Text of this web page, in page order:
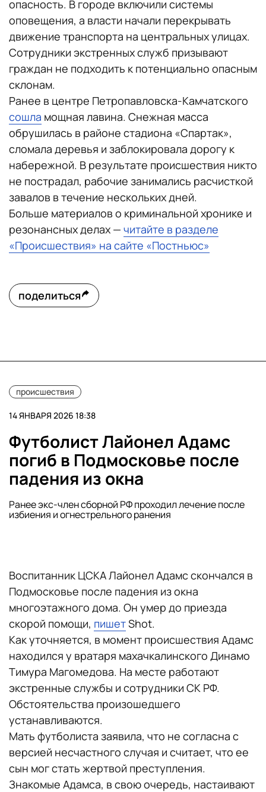
опасность. В городе включили системы
оповещения, а власти начали перекрывать
движение транспорта на центральных улицах.
Сотрудники экстренных служб призывают
граждан не подходить к потенциально опасным
склонам.
Ранее в центре Петропавловска-Камчатского
сошла мощная лавина. Снежная масса
обрушилась в районе стадиона «Спартак»,
сломала деревья и заблокировала дорогу к
набережной. В результате происшествия никто
не пострадал, рабочие занимались расчисткой
завалов в течение нескольких дней.
Больше материалов о криминальной хронике и
резонансных делах — читайте в разделе
«Происшествия» на сайте «Постньюс»
поделиться
происшествия
14 ЯНВАРЯ 2026 18:38
Футболист Лайонел Адамс
погиб в Подмосковье после
падения из окна
Ранее экс-член сборной РФ проходил лечение после
избиения и огнестрельного ранения
Воспитанник ЦСКА Лайонел Адамс скончался в
Подмосковье после падения из окна
многоэтажного дома. Он умер до приезда
скорой помощи, пишетShot.
Как уточняется, в момент происшествия Адамс
находился у вратаря махачкалинского Динамо
Тимура Магомедова. На месте работают
экстренные службы и сотрудники СК РФ.
Обстоятельства произошедшего
устанавливаются.
Мать футболиста заявила, что не согласна с
версией несчастного случая и считает, что ее
сын мог стать жертвой преступления.
Знакомые Адамса, в свою очередь, настаивают